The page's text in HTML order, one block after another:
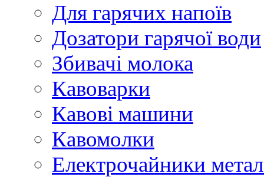
Для гарячих напоїв
Дозатори гарячої води
Збивачі молока
Кавоварки
Кавові машини
Кавомолки
Електрочайники